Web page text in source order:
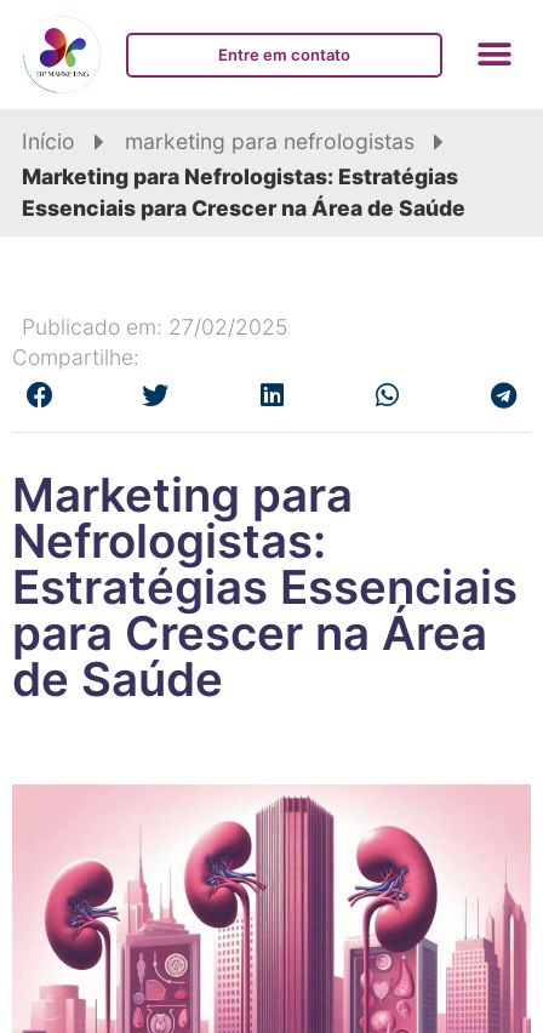
Entre em contato
Início
marketing para nefrologistas
Marketing para Nefrologistas: Estratégias
Essenciais para Crescer na Área de Saúde
Publicado em: 27/02/2025
Compartilhe:
Marketing para
Nefrologistas:
Estratégias Essenciais
para Crescer na Área
de Saúde